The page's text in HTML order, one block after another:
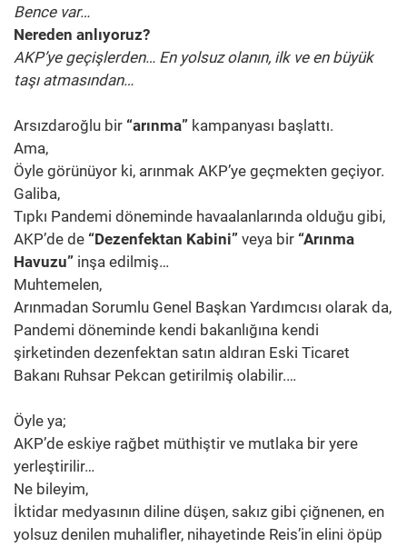
Bence var…
Nereden anlıyoruz?
AKP’ye geçişlerden… En yolsuz olanın, ilk ve en büyük
taşı atmasından…
Arsızdaroğlu bir “arınma” kampanyası başlattı.
Ama,
Öyle görünüyor ki, arınmak AKP’ye geçmekten geçiyor.
Galiba,
Tıpkı Pandemi döneminde havaalanlarında olduğu gibi,
AKP’de de “Dezenfektan Kabini” veya bir “Arınma
Havuzu” inşa edilmiş…
Muhtemelen,
Arınmadan Sorumlu Genel Başkan Yardımcısı olarak da,
Pandemi döneminde kendi bakanlığına kendi
şirketinden dezenfektan satın aldıran Eski Ticaret
Bakanı Ruhsar Pekcan getirilmiş olabilir.…
Öyle ya;
AKP’de eskiye rağbet müthiştir ve mutlaka bir yere
yerleştirilir…
Ne bileyim,
İktidar medyasının diline düşen, sakız gibi çiğnenen, en
yolsuz denilen muhalifler, nihayetinde Reis’in elini öpüp